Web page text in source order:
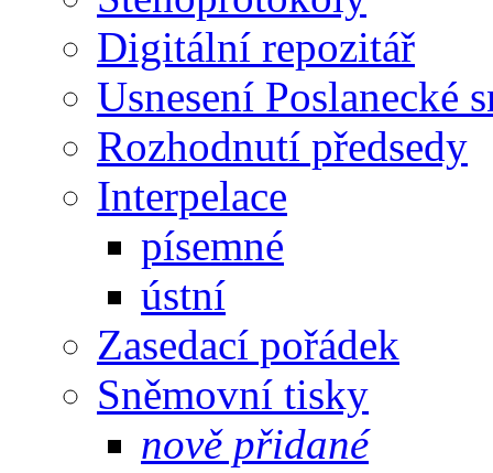
Digitální repozitář
Usnesení Poslanecké
Rozhodnutí předsedy
Interpelace
písemné
ústní
Zasedací pořádek
Sněmovní tisky
nově přidané